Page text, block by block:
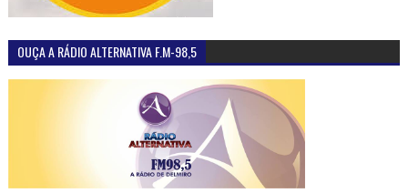
OUÇA A RÁDIO ALTERNATIVA F.M-98,5